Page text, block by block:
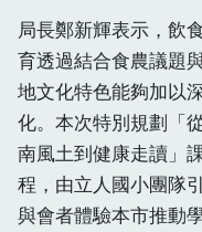
局長鄭新輝表示，飲
育透過結合食農議題
地文化特色能夠加以
化。本次特別規劃「
南風土到健康走讀」
程，由立人國小團隊
與會者體驗本市推動